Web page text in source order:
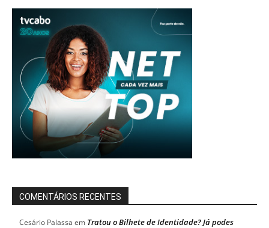
COMENTÁRIOS RECENTES
Cesário Palassa em Tratou o Bilhete de Identidade? Já podes